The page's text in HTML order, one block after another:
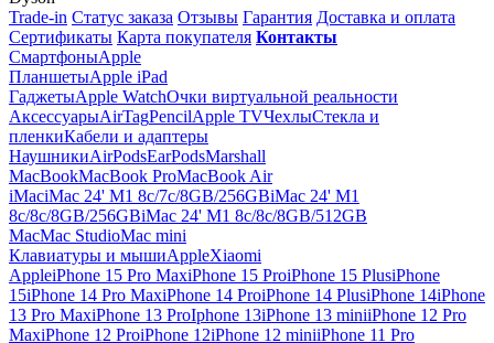
Trade-in Статус заказа Отзывы Гарантия Доставка и оплата
Сертификаты Карта покупателя Контакты
СмартфоныApple
ПланшетыApple iPad
ГаджетыApple WatchОчки виртуальной реальности
АксессуарыAirTagPencilApple TVЧехлыСтекла и
пленкиКабели и адаптеры
НаушникиAirPodsEarPodsMarshall
MacBookMacBook ProMacBook Air
iMaciMac 24' M1 8c/7c/8GB/256GBiMac 24' M1
8c/8c/8GB/256GBiMac 24' M1 8c/8c/8GB/512GB
MacMac StudioMac mini
Клавиатуры и мышиAppleXiaomi
AppleiPhone 15 Pro MaxiPhone 15 ProiPhone 15 PlusiPhone
15iPhone 14 Pro MaxiPhone 14 ProiPhone 14 PlusiPhone 14iPhone
13 Pro MaxiPhone 13 ProIphone 13iPhone 13 miniiPhone 12 Pro
MaxiPhone 12 ProiPhone 12iPhone 12 miniiPhone 11 Pro